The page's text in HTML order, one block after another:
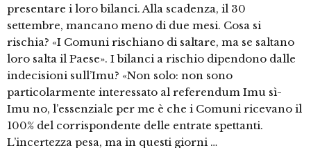
presentare i loro bilanci. Alla scadenza, il 30
settembre, mancano meno di due mesi. Cosa si
rischia? «I Comuni rischiano di saltare, ma se saltano
loro salta il Paese». I bilanci a rischio dipendono dalle
indecisioni sull’Imu? «Non solo: non sono
particolarmente interessato al referendum Imu sì-
Imu no, l’essenziale per me è che i Comuni ricevano il
100% del corrispondente delle entrate spettanti.
L’incertezza pesa, ma in questi giorni …